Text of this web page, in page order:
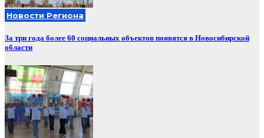
Новости Региона
За три года более 60 социальных объектов появятся в Новосибирской
области